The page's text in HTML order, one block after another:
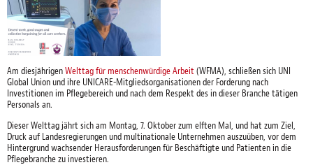
Am diesjährigen Welttag für menschenwürdige Arbeit (WFMA), schließen sich UNI
Global Union und ihre UNICARE-Mitgliedsorganisationen der Forderung nach
Investitionen im Pflegebereich und nach dem Respekt des in dieser Branche tätigen
Personals an.
Dieser Welttag jährt sich am Montag, 7. Oktober zum elften Mal, und hat zum Ziel,
Druck auf Landesregierungen und multinationale Unternehmen auszuüben, vor dem
Hintergrund wachsender Herausforderungen für Beschäftigte und Patienten in die
Pflegebranche zu investieren.